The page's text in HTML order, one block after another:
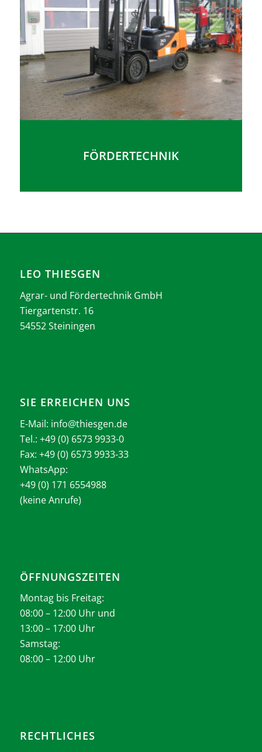
FÖRDERTECHNIK
LEO THIESGEN
Agrar- und Fördertechnik GmbH
Tiergartenstr. 16
54552 Steiningen
SIE ERREICHEN UNS
E-Mail: info@thiesgen.de
Tel.: +49 (0) 6573 9933-0
Fax: +49 (0) 6573 9933-33
WhatsApp:
+49 (0) 171 6554988
(keine Anrufe)
ÖFFNUNGSZEITEN
Montag bis Freitag:
08:00 – 12:00 Uhr und
13:00 – 17:00 Uhr
Samstag:
08:00 – 12:00 Uhr
RECHTLICHES